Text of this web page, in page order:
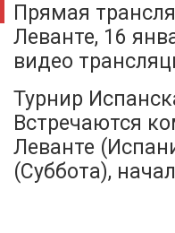
Прямая
Леванте, 16
видео
Турнир
Встречаются
Леванте
(Суббота),